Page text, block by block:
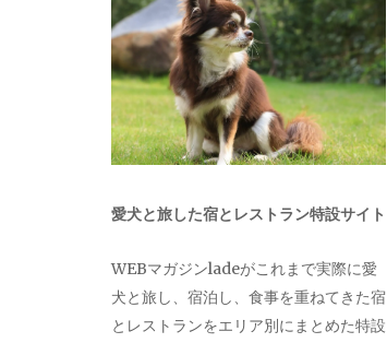
愛犬と旅した宿とレストラン特設サイト
WEBマガジンladeがこれまで実際に愛
犬と旅し、宿泊し、食事を重ねてきた宿
とレストランをエリア別にまとめた特設